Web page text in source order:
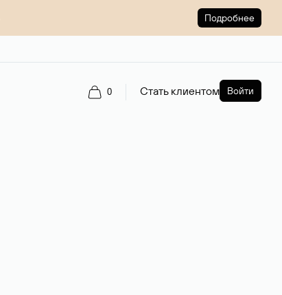
Подробнее
0 Стать клиентом Войти